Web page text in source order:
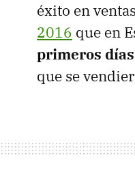
éxito en
2016 que en
primeros
que se